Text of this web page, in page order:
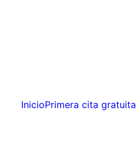
InicioPrimera cita gratuita